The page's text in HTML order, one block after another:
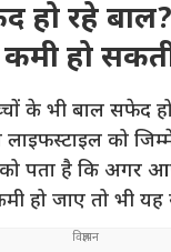
हो रहे
कमी हो
के भी बाल सफेद
को
पता है कि अगर
हो जाए तो भी